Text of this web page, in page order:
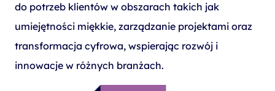
do potrzeb klientów w obszarach takich jak
umiejętności miękkie, zarządzanie projektami oraz
transformacja cyfrowa, wspierając rozwój i
innowacje w różnych branżach.